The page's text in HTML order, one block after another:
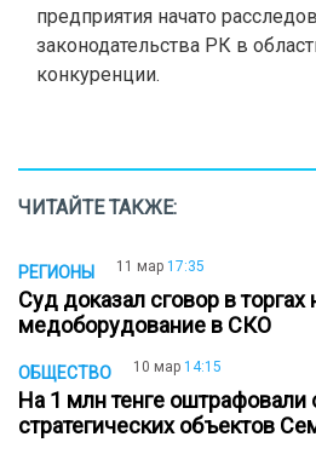
предприятия начато
законодательства РК в
конкуренции.
ЧИТАЙТЕ ТАКЖЕ:
РЕГИОНЫ 11 мар 17:35
Суд доказал сговор в торгах
медоборудование в СКО
ОБЩЕСТВО 10 мар 14:15
На 1 млн тенге оштрафовали
стратегических объектов